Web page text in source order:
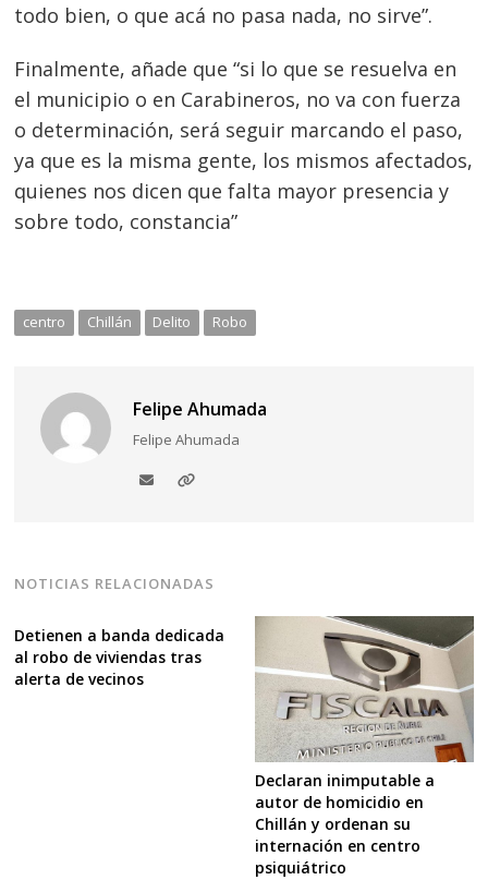
todo bien, o que acá no pasa nada, no sirve”.
Finalmente, añade que “si lo que se resuelva en
el municipio o en Carabineros, no va con fuerza
o determinación, será seguir marcando el paso,
ya que es la misma gente, los mismos afectados,
quienes nos dicen que falta mayor presencia y
sobre todo, constancia”
centro Chillán Delito Robo
Felipe Ahumada
Felipe Ahumada
NOTICIAS RELACIONADAS
Detienen a banda dedicada
al robo de viviendas tras
alerta de vecinos
Declaran inimputable a
autor de homicidio en
Chillán y ordenan su
internación en centro
psiquiátrico